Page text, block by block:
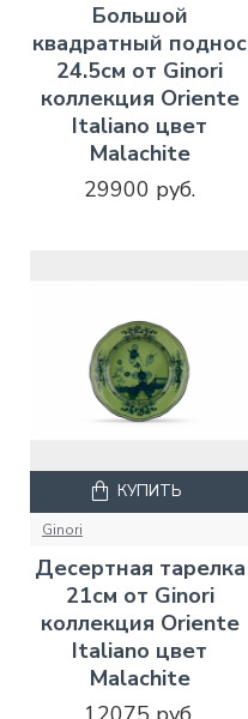
Большой
квадратный поднос
24.5см от Ginori
коллекция Oriente
Italiano цвет
Malachite
29900 руб.
Ginori
Десертная тарелка
21см от Ginori
коллекция Oriente
Italiano цвет
Malachite
КУПИТЬ